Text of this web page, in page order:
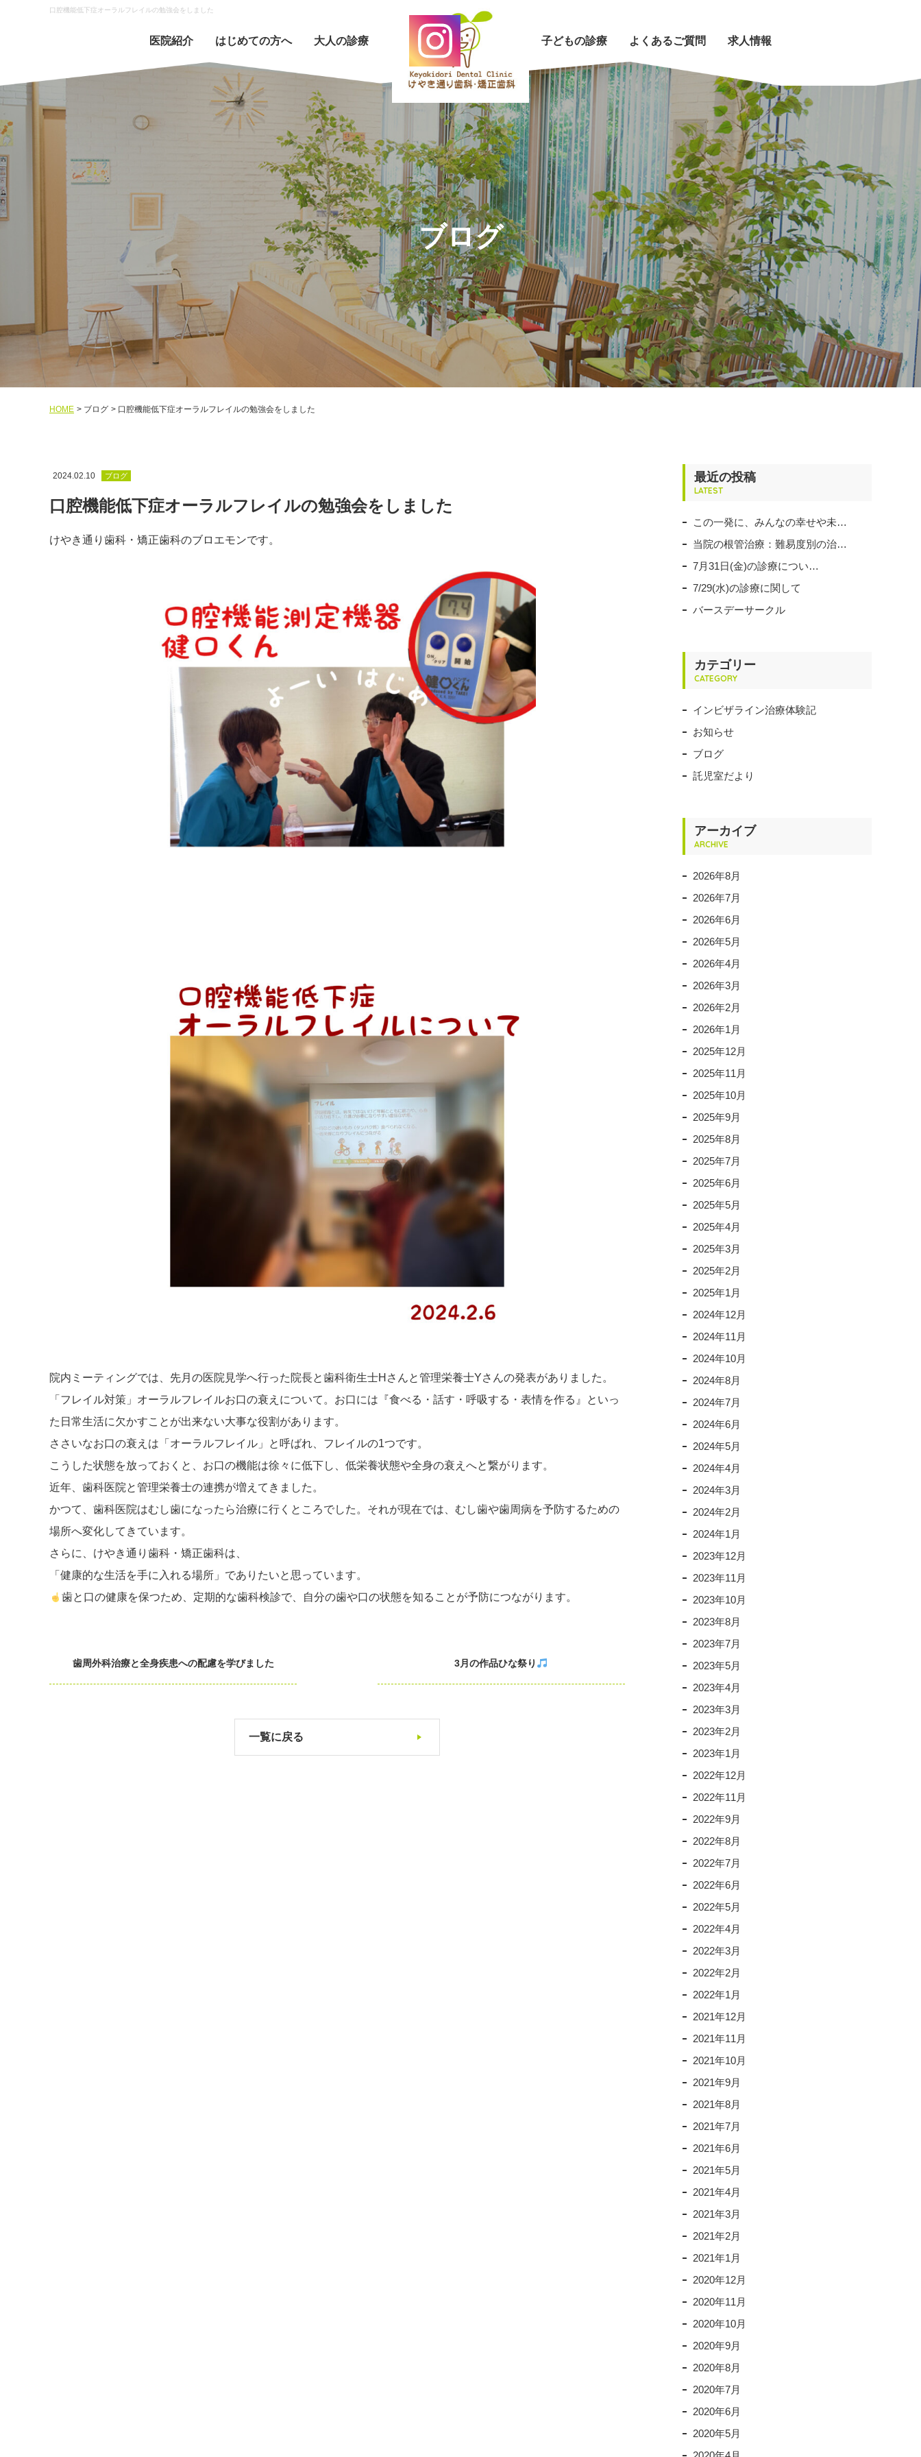
口腔機能低下症オーラルフレイルの勉強会をしました
医院紹介 はじめての方へ 大人の診療 子どもの診療 よくあるご質問 求人情報
ブログ
HOME ブログ 口腔機能低下症オーラルフレイルの勉強会をしました
2024.02.10 ブログ
口腔機能低下症オーラルフレイルの勉強会をしました
けやき通り歯科・矯正歯科のブロエモンです。
院内ミーティングでは、先月の医院見学へ行った院長と歯科衛生士Hさんと管理栄養士Yさんの発表がありました。
「フレイル対策」オーラルフレイルお口の衰え について。お口には『食べる・話す・呼吸する・表情を作る』といっ
た日常生活に欠かすことが出来ない大事な役割があります。
ささいなお口の衰えは「オーラルフレイル」と呼ばれ、フレイルの1つです。
こうした状態を放っておくと、お口の機能は徐々に低下し、低栄養状態や全身の衰えへと繋がります。
近年、歯科医院と管理栄養士の連携が増えてきました。
かつて、歯科医院はむし歯になったら治療に行くところでした。それが現在では、むし歯や歯周病を予防するための
場所へ変化してきています。
さらに、けやき通り歯科・矯正歯科は、
「健康的な生活を手に入れる場所」でありたいと思っています。
歯と口の健康を保つため、定期的な歯科検診で、自分の歯や口の状態を知ることが予防につながります。
歯周外科治療と全身疾患への配慮を学びました 3月の作品ひな祭り
一覧に戻る
最近の投稿
LATEST
この一発に、みんなの幸せや未…
当院の根管治療：難易度別の治…
7月31日(金)の診療につい…
7/29(水)の診療に関して
バースデーサークル
カテゴリー
CATEGORY
インビザライン治療体験記
お知らせ
ブログ
託児室だより
アーカイブ
ARCHIVE
2026年8月
2026年7月
2026年6月
2026年5月
2026年4月
2026年3月
2026年2月
2026年1月
2025年12月
2025年11月
2025年10月
2025年9月
2025年8月
2025年7月
2025年6月
2025年5月
2025年4月
2025年3月
2025年2月
2025年1月
2024年12月
2024年11月
2024年10月
2024年8月
2024年7月
2024年6月
2024年5月
2024年4月
2024年3月
2024年2月
2024年1月
2023年12月
2023年11月
2023年10月
2023年8月
2023年7月
2023年5月
2023年4月
2023年3月
2023年2月
2023年1月
2022年12月
2022年11月
2022年9月
2022年8月
2022年7月
2022年6月
2022年5月
2022年4月
2022年3月
2022年2月
2022年1月
2021年12月
2021年11月
2021年10月
2021年9月
2021年8月
2021年7月
2021年6月
2021年5月
2021年4月
2021年3月
2021年2月
2021年1月
2020年12月
2020年11月
2020年10月
2020年9月
2020年8月
2020年7月
2020年6月
2020年5月